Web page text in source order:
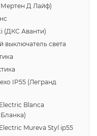
Д Лайф)
(ДКС Аванти)
выключатель света
IP55 (Легранд
Blanca
Mureva Styl ip55